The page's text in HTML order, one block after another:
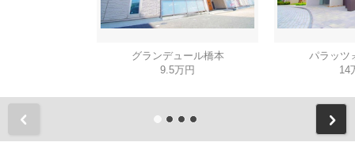
グランデュール橋本
9.5万円
パラッツ
14